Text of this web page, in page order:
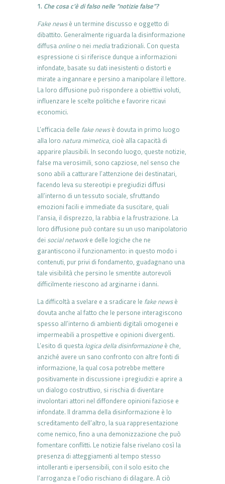
1. Che cosa c’è di falso nelle “notizie false”?
Fake newsè un termine discusso e oggetto di
dibattito. Generalmente riguarda la disinformazione
diffusa online o nei mediatradizionali. Con questa
espressione ci si riferisce dunque a informazioni
infondate, basate su dati inesistenti o distorti e
mirate a ingannare e persino a manipolare il lettore.
La loro diffusione può rispondere a obiettivi voluti,
influenzare le scelte politiche e favorire ricavi
economici.
L’efficacia delle fake newsè dovuta in primo luogo
alla loro natura mimetica, cioè alla capacità di
apparire plausibili. In secondo luogo, queste notizie,
false ma verosimili, sono capziose, nel senso che
sono abili a catturare l’attenzione dei destinatari,
facendo leva su stereotipi e pregiudizi diffusi
all’interno di un tessuto sociale, sfruttando
emozioni facili e immediate da suscitare, quali
l’ansia, il disprezzo, la rabbia e la frustrazione. La
loro diffusione può contare su un uso manipolatorio
dei social networke delle logiche che ne
garantiscono il funzionamento: in questo modo i
contenuti, pur privi di fondamento, guadagnano una
tale visibilità che persino le smentite autorevoli
difficilmente riescono ad arginarne i danni.
La difficoltà a svelare e a sradicare le fake newsè
dovuta anche al fatto che le persone interagiscono
spesso all’interno di ambienti digitali omogenei e
impermeabili a prospettive e opinioni divergenti.
L’esito di questa logica della disinformazione è che,
anziché avere un sano confronto con altre fonti di
informazione, la qual cosa potrebbe mettere
positivamente in discussione i pregiudizi e aprire a
un dialogo costruttivo, si rischia di diventare
involontari attori nel diffondere opinioni faziose e
infondate. Il dramma della disinformazione è lo
screditamento dell’altro, la sua rappresentazione
come nemico, fino a una demonizzazione che può
fomentare conflitti. Le notizie false rivelano così la
presenza di atteggiamenti al tempo stesso
intolleranti e ipersensibili, con il solo esito che
l’arroganza e l’odio rischiano di dilagare. A ciò